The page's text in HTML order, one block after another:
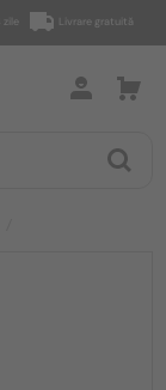
Livrare gratuită